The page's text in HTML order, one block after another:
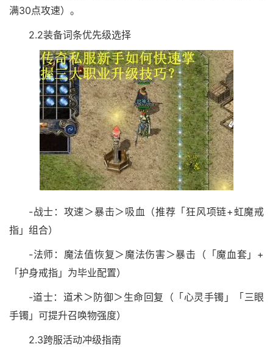
满30点攻速）。
2.2装备词条优先级选择
-战士：攻速＞暴击＞吸血（推荐「狂风项链+虹魔戒
指」组合）
-法师：魔法值恢复＞魔法伤害＞暴击（「魔血套」+
「护身戒指」为毕业配置）
-道士：道术＞防御＞生命回复（「心灵手镯」「三眼
手镯」可提升召唤物强度）
2.3跨服活动冲级指南